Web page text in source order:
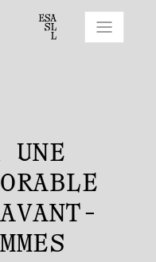
UNE